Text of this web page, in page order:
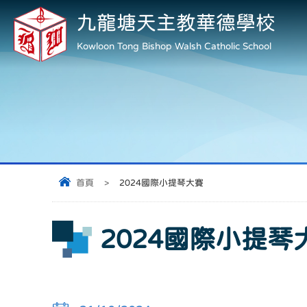
九龍塘天主教華德學校
Kowloon Tong Bishop Walsh Catholic School
首頁 > 2024國際小提琴大賽
2024國際小提琴